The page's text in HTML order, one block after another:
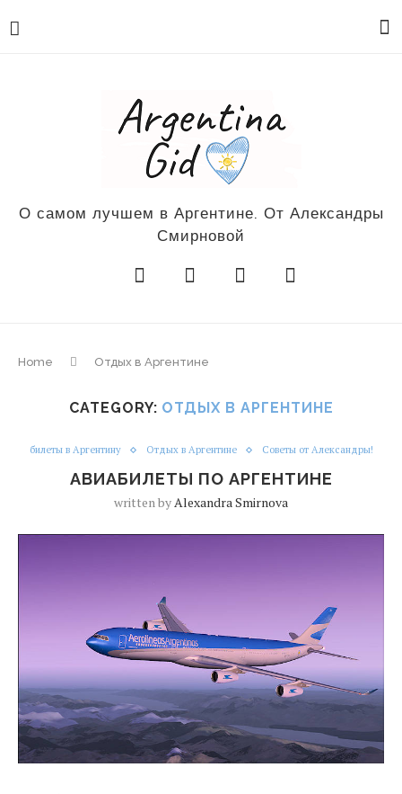
О самом лучшем в Аргентине. От Александры
Смирновой
Home Отдых в Аргентине
CATEGORY: ОТДЫХ В АРГЕНТИНЕ
билеты в Аргентину Отдых в Аргентине Советы от Александры!
АВИАБИЛЕТЫ ПО АРГЕНТИНЕ
written byAlexandra Smirnova